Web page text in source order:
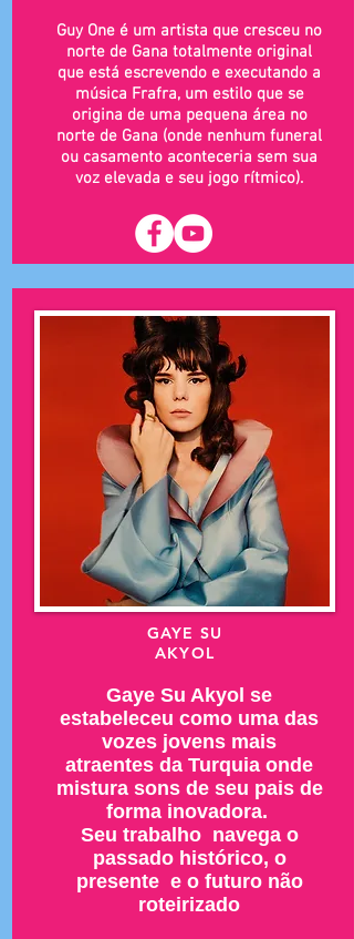
Guy One é um artista que cresceu no
norte de Gana totalmente original
que está escrevendo e executando a
música Frafra, um estilo que se
origina de uma pequena área no
norte de Gana (onde nenhum funeral
ou casamento aconteceria sem sua
voz elevada e seu jogo rítmico).
GAYE SU
AKYOL
Gaye Su Akyol se
estabeleceu como uma das
vozes jovens mais
atraentes da Turquia onde
mistura sons de seu pais de
forma inovadora.
Seu trabalho navega o
passado histórico, o
presente e o futuro não
roteirizado